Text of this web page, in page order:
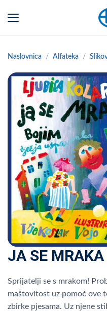
Naslovnica Alfateka
JA SE
Sprijatelji se s mrakom!
maštovitost uz pomoć ove
zbirke pjesama. Uz njene